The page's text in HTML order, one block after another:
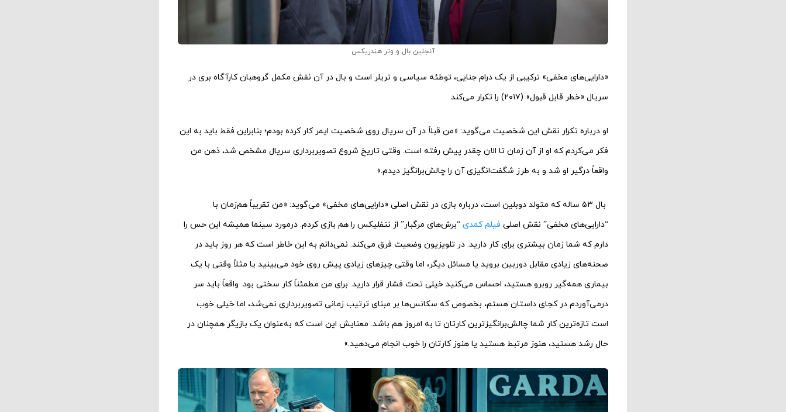
آنجلین بال و وتر هندریکس
«دارایی‌های مخفی» ترکیبی از یک درام جنایی، توطئه سیاسی و تریلر است و بال در آن نقش مکمل گروهبان کارآگاه بری در
سریال «خطر قابل قبول» (۲۰۱۷) را تکرار می‌کند.
او درباره تکرار نقش این شخصیت می‌گوید: «من قبلاً در آن سریال روی شخصیت ایمر کار کرده بودم؛ بنابراین فقط باید به این
فکر می‌کردم که او از آن زمان تا الان چقدر پیش رفته است. وقتی تاریخ شروع تصویربرداری سریال مشخص شد، ذهن من
واقعاً درگیر او شد و به طرز شگفت‌انگیزی آن را چالش‌برانگیز دیدم.»
بال ۵۳ ساله که متولد دوبلین است، درباره بازی در نقش اصلی «دارایی‌های مخفی» می‌گوید: «من تقریباً هم‌زمان با
“دارایی‌های مخفی” نقش اصلی فیلم کمدی “برش‌های مرگبار” از نتفلیکس را هم بازی کردم. درمورد سینما همیشه این حس را
دارم که شما زمان بیشتری برای کار دارید. در تلویزیون وضعیت فرق می‌کند. نمی‌دانم به این خاطر است که هر روز باید در
صحنه‌های زیادی مقابل دوربین بروید یا مسائل دیگر، اما وقتی چیزهای زیادی پیش روی خود می‌بینید یا مثلاً وقتی با یک
بیماری همه‌گیر روبرو هستید، احساس می‌کنید خیلی تحت فشار قرار دارید. برای من مطمئناً کار سختی بود. واقعاً باید سر
درمی‌آوردم در کجای داستان هستم، بخصوص که سکانس‌ها بر مبنای ترتیب زمانی تصویربرداری نمی‌شد، اما خیلی خوب
است تازه‌ترین کار شما چالش‌برانگیزترین کارتان تا به امروز هم باشد. معنایش این است که به‌عنوان یک بازیگر همچنان در
حال رشد هستید، هنوز مرتبط هستید یا هنوز کارتان را خوب انجام می‌دهید.»